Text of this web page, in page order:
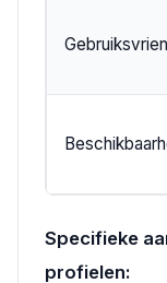
Specifieke
profielen: